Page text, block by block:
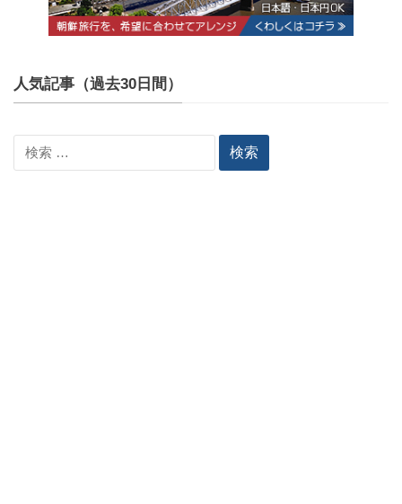
人気記事（過去30日間）